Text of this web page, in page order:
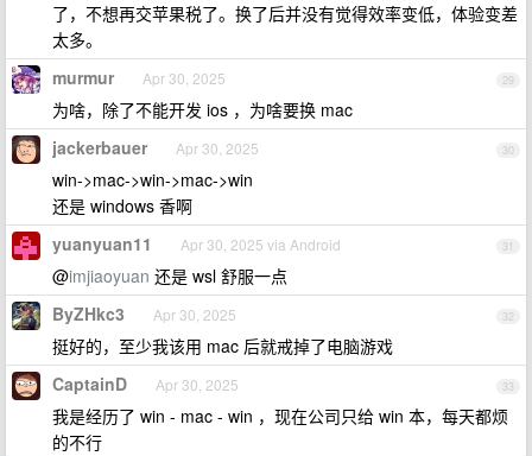
了，不想再交苹果税了。换了后并没有觉得效率变低，体验变差
太多。
29
murmur Apr 30, 2025
为啥，除了不能开发 ios ，为啥要换 mac
30
jackerbauer Apr 30, 2025
win->mac->win->mac->win
还是 windows 香啊
31
yuanyuan11 Apr 30, 2025 via Android
@imjiaoyuan 还是 wsl 舒服一点
32
ByZHkc3 Apr 30, 2025
挺好的，至少我该用 mac 后就戒掉了电脑游戏
33
CaptainD Apr 30, 2025
我是经历了 win - mac - win ，现在公司只给 win 本，每天都烦
的不行